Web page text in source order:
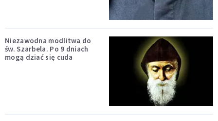
Niezawodna modlitwa do
św. Szarbela. Po 9 dniach
mogą dziać się cuda